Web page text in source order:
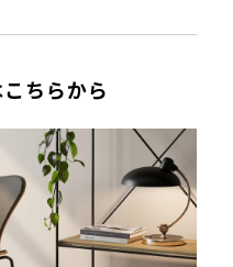
ちらから